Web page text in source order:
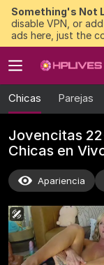
Something's Not
disable VPN, or
ads here, just the
Chicas Parejas
Jovencitas
Chicas en
Apariencia